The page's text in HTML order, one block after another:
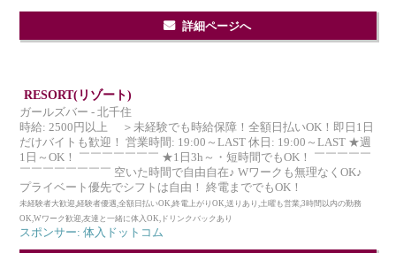
詳細ページへ
RESORT(リゾート)
ガールズバー - 北千住
時給: 2500円以上 ＞未経験でも時給保障！全額日払いOK！即日1日
だけバイトも歓迎！ 営業時間: 19:00～LAST 休日: 19:00～LAST ★週
1日～OK！ ￣￣￣￣￣￣￣ ★1日3h～・短時間でもOK！ ￣￣￣￣￣
￣￣￣￣￣￣￣￣ 空いた時間で自由自在♪ Wワークも無理なくOK♪
プライベート優先でシフトは自由！ 終電まででもOK！
未経験者大歓迎,経験者優遇,全額日払いOK,終電上がりOK,送りあり,土曜も営業,3時間以内の勤務
OK,Wワーク歓迎,友達と一緒に体入OK,ドリンクバックあり
スポンサー: 体入ドットコム